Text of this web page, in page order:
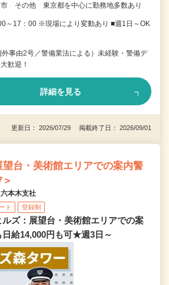
市 その他 東京都を中心に勤務地多数あり
～17：00 ※現場により変動あり ■週1日～OK
事由2号／警備業法による）未経験・警備デ
歓迎！
詳細を見る
更新日： 2026/07/29 掲載終了日： 2026/09/01
台・美術館エリアでの案内警
本木支社
ト 登録制
ルズ：展望台・美術館エリアでの案
給14,000円も可★週3日～